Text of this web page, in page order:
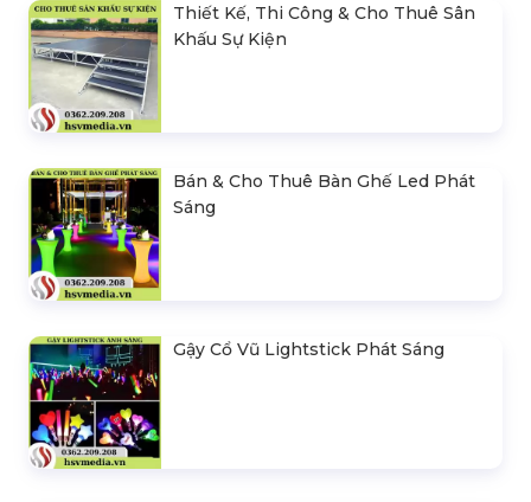
Thiết Kế, Thi Công & Cho Thuê Sân
Khấu Sự Kiện
Bán & Cho Thuê Bàn Ghế Led Phát
Sáng
Gậy Cổ Vũ Lightstick Phát Sáng